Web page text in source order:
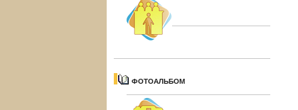
ФОТОАЛЬБОМ